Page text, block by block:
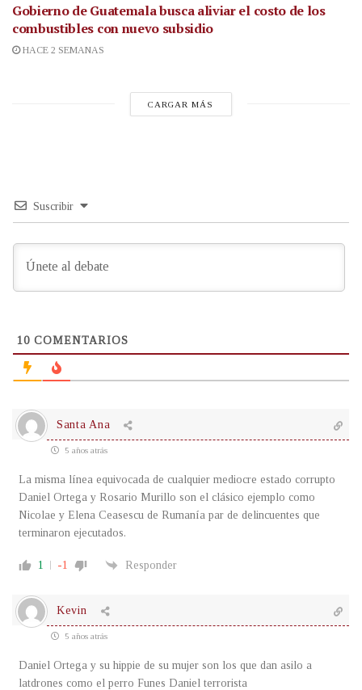
Gobierno de Guatemala busca aliviar el costo de los
combustibles con nuevo subsidio
HACE 2 SEMANAS
CARGAR MÁS
Suscribir
10 COMENTARIOS
Santa Ana
5 años atrás
La misma línea equivocada de cualquier mediocre estado corrupto
Daniel Ortega y Rosario Murillo son el clásico ejemplo como
Nicolae y Elena Ceasescu de Rumanía par de delincuentes que
terminaron ejecutados.
1 -1 Responder
Kevin
5 años atrás
Daniel Ortega y su hippie de su mujer son los que dan asilo a
latdrones como el perro Funes Daniel terrorista